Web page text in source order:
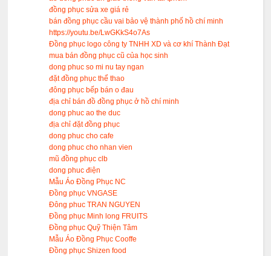
đồng phục sửa xe giá rẻ
bán đồng phục cầu vai bảo vệ thành phố hồ chí minh
https://youtu.be/LwGKkS4o7As
Đồng phục logo công ty TNHH XD và cơ khí Thành Đạt
mua bán đồng phục cũ của học sinh
dong phuc so mi nu tay ngan
đặt đồng phục thể thao
đông phục bếp bán o đau
địa chỉ bán đồ đồng phục ở hồ chí minh
dong phuc ao the duc
địa chỉ đặt đồng phục
dong phuc cho cafe
dong phuc cho nhan vien
mũ đồng phục clb
dong phuc điện
Mẫu Áo Đồng Phục NC
Đồng phục VNGASE
Đông phuc TRAN NGUYEN
Đồng phục Minh long FRUITS
Đồng phục Quỹ Thiện Tâm
Mẫu Áo Đồng Phục Cooffe
Đồng phục Shizen food